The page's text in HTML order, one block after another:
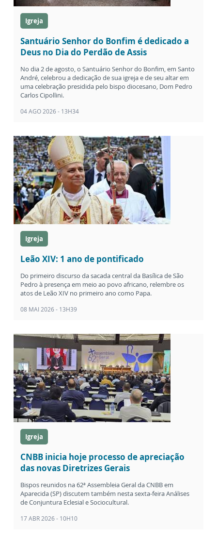
Igreja
Santuário Senhor do Bonfim é dedicado a
Deus no Dia do Perdão de Assis
No dia 2 de agosto, o Santuário Senhor do Bonfim, em Santo
André, celebrou a dedicação de sua igreja e de seu altar em
uma celebração presidida pelo bispo diocesano, Dom Pedro
Carlos Cipollini.
04 AGO 2026 - 13H34
Igreja
Leão XIV: 1 ano de pontificado
Do primeiro discurso da sacada central da Basílica de São
Pedro à presença em meio ao povo africano, relembre os
atos de Leão XIV no primeiro ano como Papa.
08 MAI 2026 - 13H39
Igreja
CNBB inicia hoje processo de apreciação
das novas Diretrizes Gerais
Bispos reunidos na 62ª Assembleia Geral da CNBB em
Aparecida (SP) discutem também nesta sexta-feira Análises
de Conjuntura Eclesial e Sociocultural.
17 ABR 2026 - 10H10